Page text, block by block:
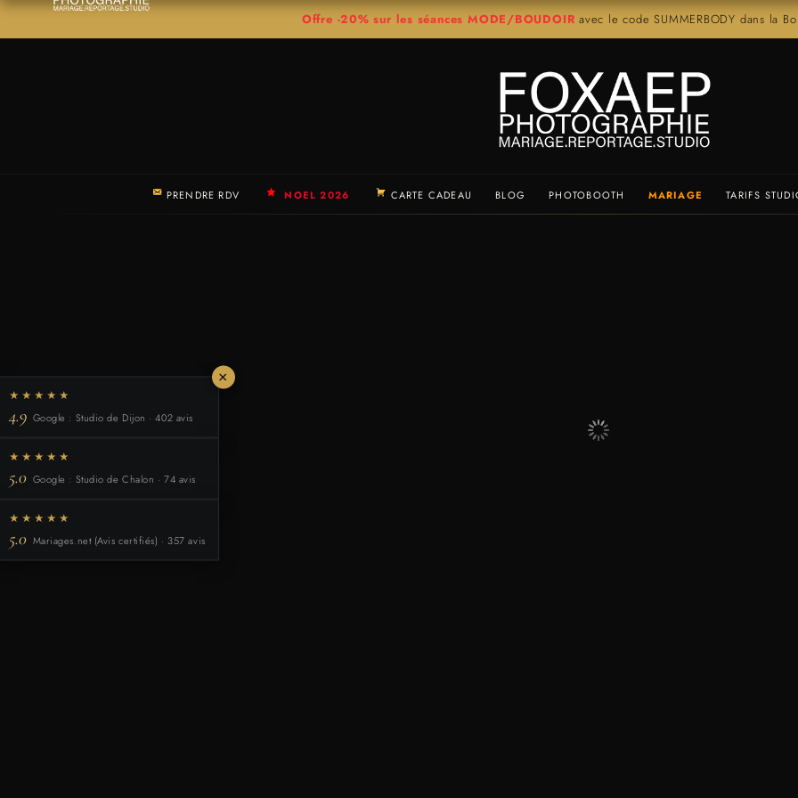
Offre -20% sur les séances MODE/BOUDOIR avec le code SUMMERBODY dans la
PRENDRE RDV NOEL 2026 CARTE CADEAU BLOG PHOTOBOOTH MARIAGE TARIFS
×
★★★★★
4.9 Google : Studio de Dijon · 402 avis
★★★★★
5.0 Google : Studio de Chalon · 74 avis
★★★★★
5.0 Mariages.net (Avis certifiés) · 357 avis